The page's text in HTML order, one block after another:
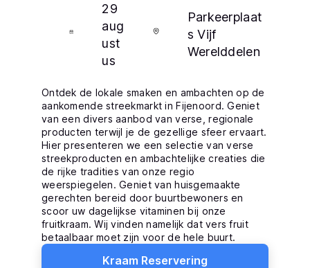
29
aug
ust
us
Parkeerplaat
s Vijf
Werelddelen
Ontdek de lokale smaken en ambachten op de
aankomende streekmarkt in Fijenoord. Geniet
van een divers aanbod van verse, regionale
producten terwijl je de gezellige sfeer ervaart.
Hier presenteren we een selectie van verse
streekproducten en ambachtelijke creaties die
de rijke tradities van onze regio
weerspiegelen. Geniet van huisgemaakte
gerechten bereid door buurtbewoners en
scoor uw dagelijkse vitaminen bij onze
fruitkraam. Wij vinden namelijk dat vers fruit
betaalbaar moet zijn voor de hele buurt.
Kraam Reservering